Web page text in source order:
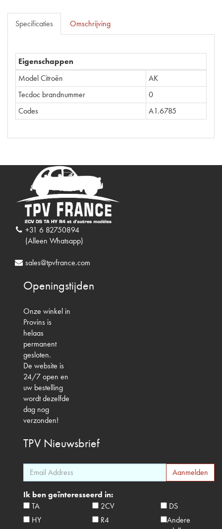
Specificaties Omschrijving
Eigenschappen
Model Citroën
AK
Tecdoc brandnummer
0
Codes
A1.6785
+31 6 82750894
(Alleen Whatsapp)
sales@tpvfrance.com
Openingstijden
Onze winkel in
Provins is
helaas
permanent
gesloten.
De website is
24/7 open en
uw bestelling
wordt dezelfde
dag nog
verzonden!
TPV Nieuwsbrief
Ik ben geïnteresseerd in:
TA
2CV
DS
HY
R4
Andere